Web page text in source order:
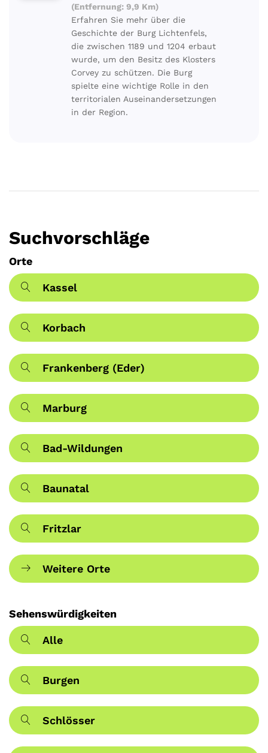
(Entfernung: 9,9 Km)
Erfahren Sie mehr über die
Geschichte der Burg Lichtenfels,
die zwischen 1189 und 1204 erbaut
wurde, um den Besitz des Klosters
Corvey zu schützen. Die Burg
spielte eine wichtige Rolle in den
territorialen Auseinandersetzungen
in der Region.
Suchvorschläge
Orte
Kassel
Korbach
Frankenberg (Eder)
Marburg
Bad-Wildungen
Baunatal
Fritzlar
Weitere Orte
Sehenswürdigkeiten
Alle
Burgen
Schlösser